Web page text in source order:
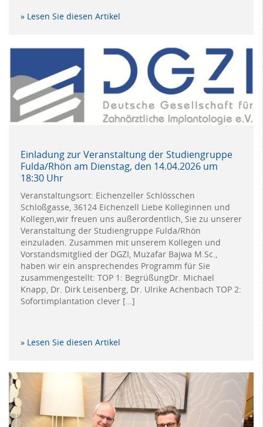
» Lesen Sie diesen Artikel
Einladung zur Veranstaltung der Studiengruppe
Fulda/Rhön am Dienstag, den 14.04.2026 um
18:30 Uhr
Veranstaltungsort: Eichenzeller Schlösschen
Schloßgasse, 36124 Eichenzell Liebe Kolleginnen und
Kollegen,wir freuen uns außerordentlich, Sie zu unserer
Veranstaltung der Studiengruppe Fulda/Rhön
einzuladen. Zusammen mit unserem Kollegen und
Vorstandsmitglied der DGZI, Muzafar Bajwa M.Sc.,
haben wir ein ansprechendes Programm für Sie
zusammengestellt: TOP 1: BegrüßungDr. Michael
Knapp, Dr. Dirk Leisenberg, Dr. Ulrike Achenbach TOP 2:
Sofortimplantation clever […]
» Lesen Sie diesen Artikel